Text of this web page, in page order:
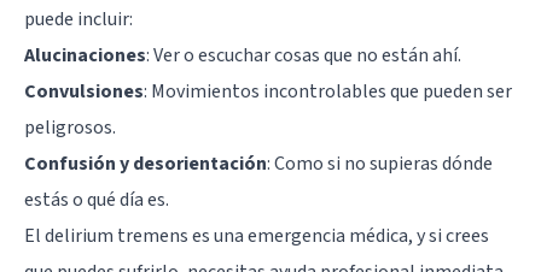
puede incluir:
Alucinaciones: Ver o escuchar cosas que no están ahí.
Convulsiones: Movimientos incontrolables que pueden ser
peligrosos.
Confusión y desorientación: Como si no supieras dónde
estás o qué día es.
El delirium tremens es una emergencia médica, y si crees